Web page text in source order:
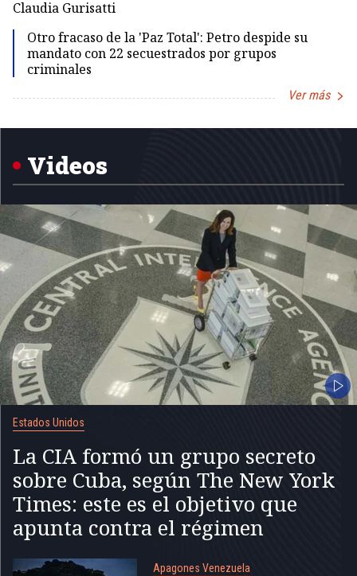
Claudia Gurisatti
Otro fracaso de la 'Paz Total': Petro despide su
mandato con 22 secuestrados por grupos
criminales
Ver más
1
Videos
Estados Unidos
La CIA formó un grupo secreto
sobre Cuba, según The New York
Times: este es el objetivo que
apunta contra el régimen
Apagones Venezuela